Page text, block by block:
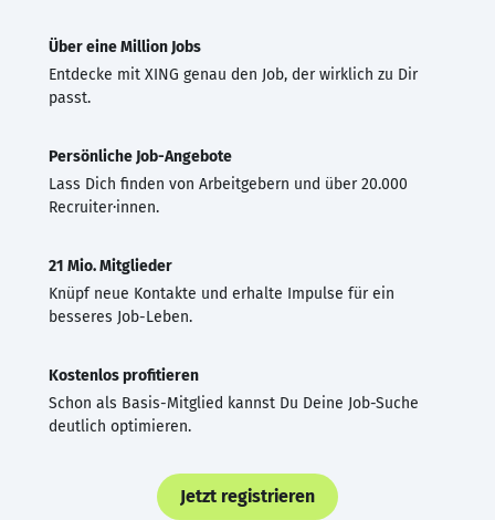
Über eine Million Jobs
Entdecke mit XING genau den Job, der wirklich zu Dir
passt.
Persönliche Job-Angebote
Lass Dich finden von Arbeitgebern und über 20.000
Recruiter·innen.
21 Mio. Mitglieder
Knüpf neue Kontakte und erhalte Impulse für ein
besseres Job-Leben.
Kostenlos profitieren
Schon als Basis-Mitglied kannst Du Deine Job-Suche
deutlich optimieren.
Jetzt registrieren